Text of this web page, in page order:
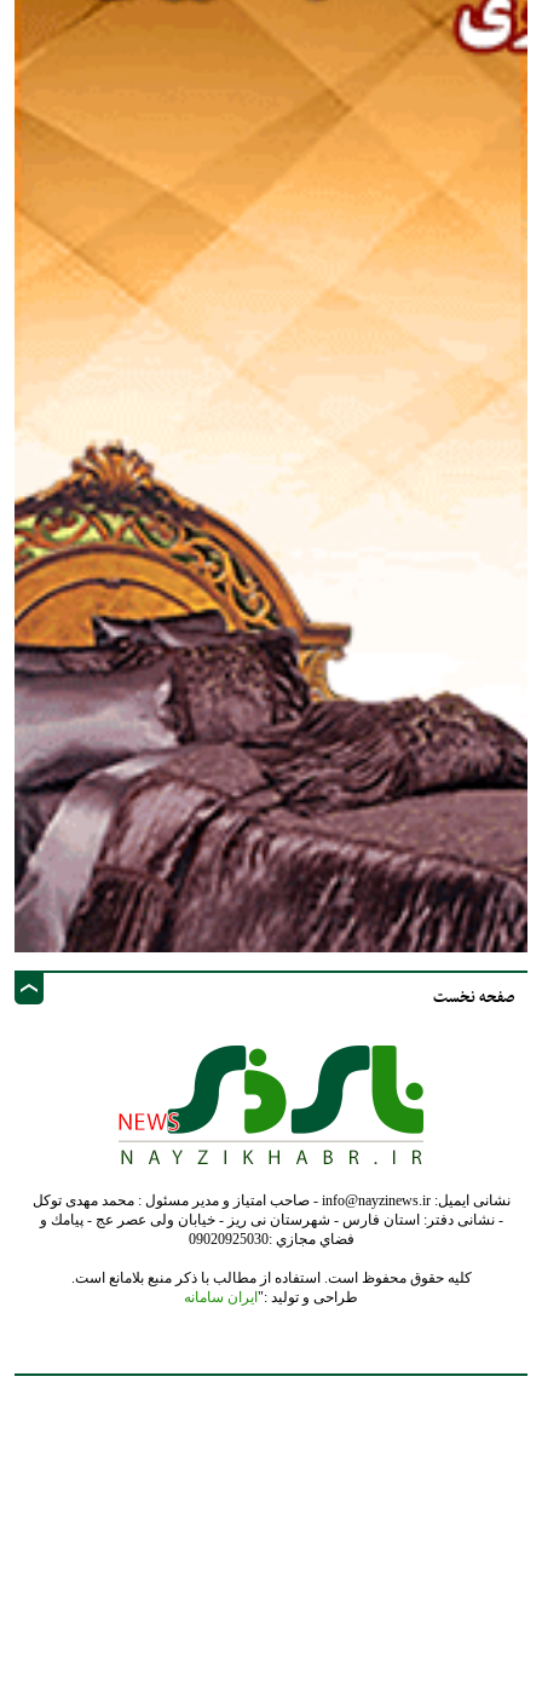
صفحه نخست
نشانی ایمیل: info@nayzinews.ir - صاحب امتیاز و مدیر مسئول : محمد مهدی توکل
- نشانی دفتر: استان فارس - شهرستان نی ریز - خیابان ولی عصر عج - پيامك و
فضاي مجازي :09020925030
کلیه حقوق محفوظ است. استفاده از مطالب با ذکر منبع بلامانع است.
طراحی و تولید :"ایران سامانه